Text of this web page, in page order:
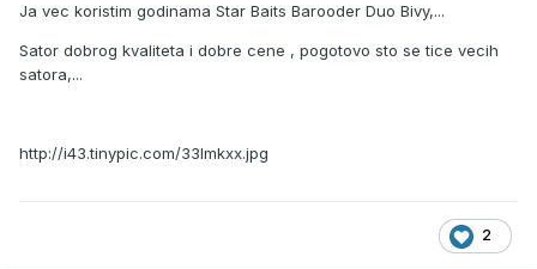
Ja vec koristim godinama Star Baits Barooder Duo Bivy,...
Sator dobrog kvaliteta i dobre cene , pogotovo sto se tice vecih
satora,...
http://i43.tinypic.com/33lmkxx.jpg
2